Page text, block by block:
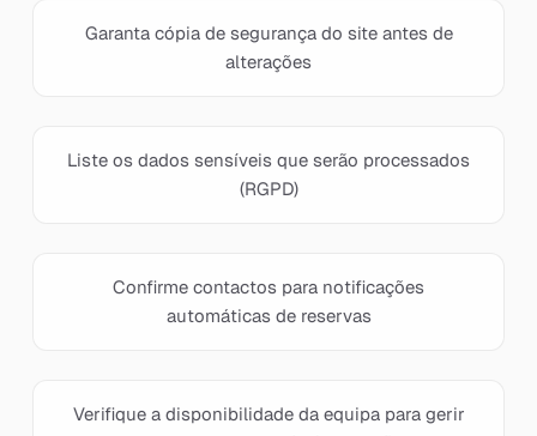
Garanta cópia de segurança do site antes de
alterações
Liste os dados sensíveis que serão processados
(RGPD)
Confirme contactos para notificações
automáticas de reservas
Verifique a disponibilidade da equipa para gerir